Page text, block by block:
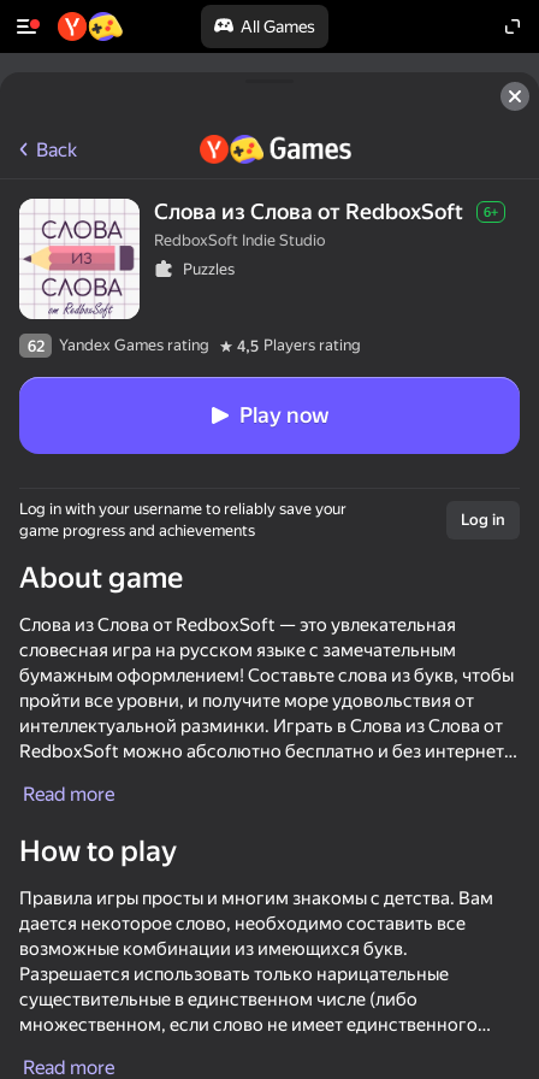
All Games
Rotate device
This game support only landscape
orientation
PLAY
76
74
75
69
Back
Слова из Слова от RedboxSoft 6+
RedboxSoft Indie Studio
Puzzles
62 Yandex Games rating 4,5 Players rating
Play now
Log in with your username to reliably save your
game progress and achievements
Log in
About game
Слова из Слова от RedboxSoft — это увлекательная
словесная игра на русском языке с замечательным
бумажным оформлением! Составьте слова из букв, чтобы
пройти все уровни, и получите море удовольствия от
интеллектуальной разминки. Играть в Слова из Слова от
RedboxSoft можно абсолютно бесплатно и без интернета,
поможет вам тренировать ум, развить логику, увеличить
концентрацию. Если вы любите проводить время с
ГЛАВНЫЕ ФИШКИ
💾 молниеносная загрузка
🦕 возможность разделения слов на обычные и редкие
✍️ подсказки с описанием слова, как в кроссвордах
⚖ идеальный баланс сложности
🏆 таблица рекордов
Read more
How to play
Правила игры просты и многим знакомы с детства. Вам
дается некоторое слово, необходимо составить все
возможные комбинации из имеющихся букв.
Разрешается использовать только нарицательные
существительные в единственном числе (либо
множественном, если слово не имеет единственного
Read more